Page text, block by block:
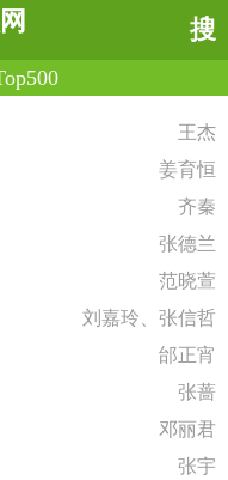
搜
王杰
姜育恒
齐秦
张德兰
范晓萱
刘嘉玲、张信哲
邰正宵
张蔷
邓丽君
张宇